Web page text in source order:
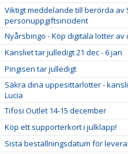
Viktigt meddelande till berörda av
personuppgiftsincident
Nyårsbingo - Köp digitala lotter av
Kansliet tar julledigt 21 dec - 6 jan
Pingisen tar julledigt
Säkra dina uppesittarlotter -
Lucia
Tifosi Outlet 14-15 december
Köp ett supporterkort i julklapp!
Sista beställningsdatum för